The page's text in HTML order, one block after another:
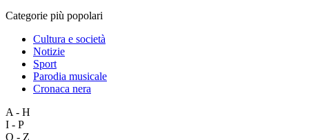
Categorie più popolari
Cultura e società
Notizie
Sport
Parodia musicale
Cronaca nera
A - H
I - P
Q - Z